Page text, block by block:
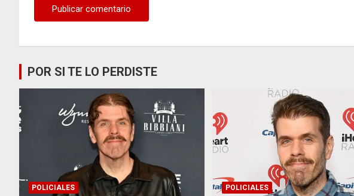
POR SI TE LO PERDISTE
POLICIALES POLICIALES